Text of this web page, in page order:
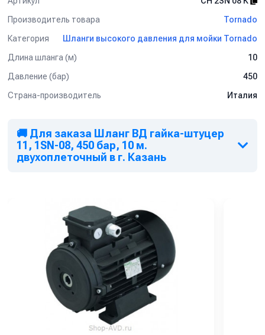
Производитель товара
Tornado
Категория
Шланги высокого давления для мойки Tornado
Длина шланга (м)
10
Давление (бар)
450
Страна-производитель
Италия
🚚 Для заказа Шланг ВД гайка-штуцер
11, 1SN-08, 450 бар, 10 м.
двухоплеточный в г. Казань